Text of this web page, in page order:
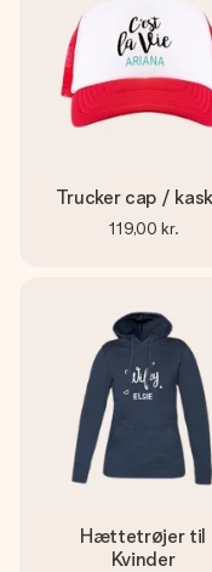
Trucker cap /
119,00 kr.
Hættetrøjer til
Kvinder